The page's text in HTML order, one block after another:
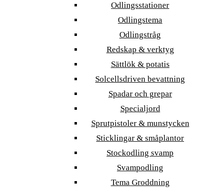
Odlingsstationer
Odlingstema
Odlingstråg
Redskap & verktyg
Sättlök & potatis
Solcellsdriven bevattning
Spadar och grepar
Specialjord
Sprutpistoler & munstycken
Sticklingar & småplantor
Stockodling svamp
Svampodling
Tema Groddning